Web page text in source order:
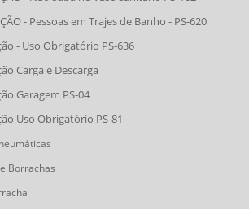
- Pessoas em Trajes de Banho - PS-620
- Uso Obrigatório PS-636
Carga e Descarga
Garagem PS-04
Uso Obrigatório PS-81
Borrachas